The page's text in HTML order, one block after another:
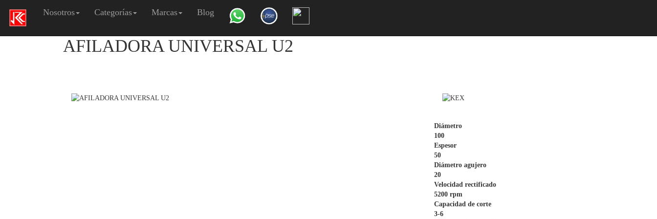
Nosotros Categorías Marcas Blog
AFILADORA UNIVERSAL U2
Diámetro
100
Espesor
50
Diámetro agujero
20
Velocidad rectificado
5200 rpm
Capacidad de corte
3-6